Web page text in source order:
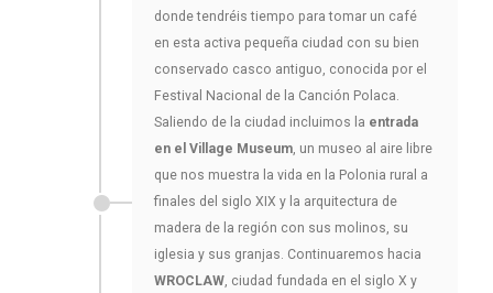
donde tendréis tiempo para tomar un café
en esta activa pequeña ciudad con su bien
conservado casco antiguo, conocida por el
Festival Nacional de la Canción Polaca.
Saliendo de la ciudad incluimos la entrada
en el Village Museum , un museo al aire libre
que nos muestra la vida en la Polonia rural a
finales del siglo XIX y la arquitectura de
madera de la región con sus molinos, su
iglesia y sus granjas. Continuaremos hacia
WROCLAW , ciudad fundada en el siglo X y